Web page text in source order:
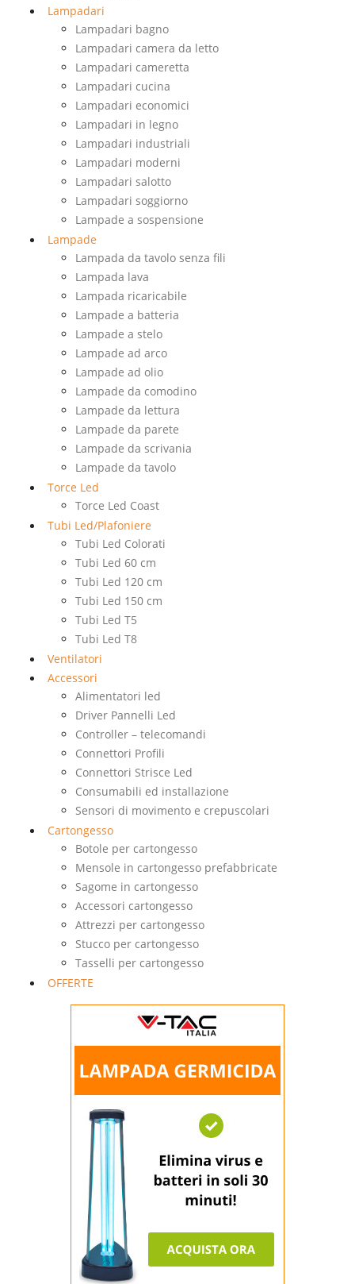
Lampadari
Lampadari bagno
Lampadari camera da letto
Lampadari cameretta
Lampadari cucina
Lampadari economici
Lampadari in legno
Lampadari industriali
Lampadari moderni
Lampadari salotto
Lampadari soggiorno
Lampade a sospensione
Lampade
Lampada da tavolo senza fili
Lampada lava
Lampada ricaricabile
Lampade a batteria
Lampade a stelo
Lampade ad arco
Lampade ad olio
Lampade da comodino
Lampade da lettura
Lampade da parete
Lampade da scrivania
Lampade da tavolo
Torce Led
Torce Led Coast
Tubi Led/Plafoniere
Tubi Led Colorati
Tubi Led 60 cm
Tubi Led 120 cm
Tubi Led 150 cm
Tubi Led T5
Tubi Led T8
Ventilatori
Accessori
Alimentatori led
Driver Pannelli Led
Controller – telecomandi
Connettori Profili
Connettori Strisce Led
Consumabili ed installazione
Sensori di movimento e crepuscolari
Cartongesso
Botole per cartongesso
Mensole in cartongesso prefabbricate
Sagome in cartongesso
Accessori cartongesso
Attrezzi per cartongesso
Stucco per cartongesso
Tasselli per cartongesso
OFFERTE